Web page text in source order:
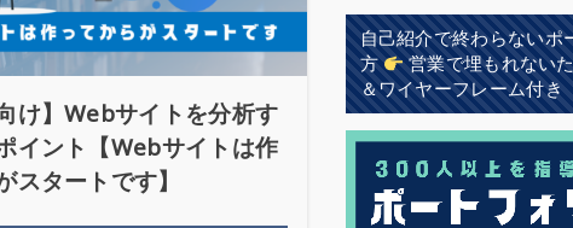
け】Webサイトを分析す
イント【Webサイトは作
スタートです】
自己紹介で終わらないポ
方
営業で埋もれない
＆ワイヤーフレーム付き